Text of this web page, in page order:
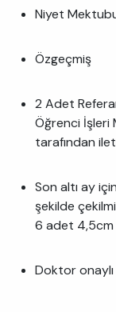
Niyet
Özgeçmiş
2 Adet
Öğrenci İşleri
tarafından
Son altı ay
şekilde
6 adet
Doktor